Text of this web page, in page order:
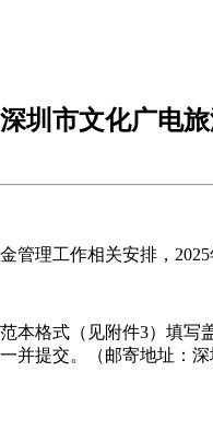
深圳市文化广电
管理工作相关安排，
本格式（见附件3）填
并提交。（邮寄地址：